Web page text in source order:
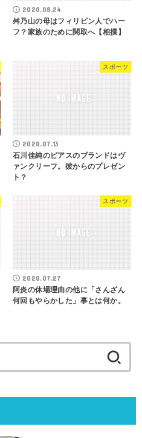
2020.08.24
舛乃山の母はフィリピン人でハー
フ？家族のために関取へ【相撲】
スポーツ
2020.07.13
石川佳純のピアスのブランドはヴ
ァンクリーフ。彼からのプレゼン
ト？
スポーツ
2020.07.27
阿炎の休場理由の他に「さんざん
何回もやらかした」事とは何か。
索: